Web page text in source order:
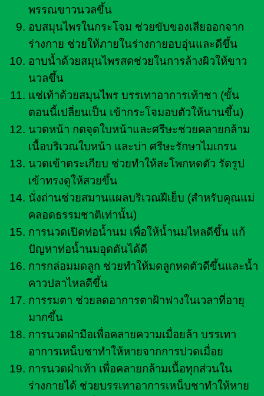
พรรณขาวนวลขึ้น
อบสมุนไพรในกระโจม ช่วยขับของเสียออกจาก
ร่างกาย ช่วยให้ภายในร่างกายอบอุ่นและดีขึ้น
อาบน้ำด้วยสมุนไพรสดช่วยในการล้างผิวให้ขาว
นวลขึ้น
แช่เท้าด้วยสมุนไพร บรรเทาอาการเท้าชา (ขั้น
ตอนนี้เปลี่ยนเป็น เข้ากระโจมอบตัวให้นานขึ้น)
นวดหน้า กดจุดใบหน้าและศรีษะช่วยคลายกล้าม
เนื้อบริเวณใบหน้า และบ่า ศรีษะรักษาไมเกรน
นวดเข้าตระเกียบ ช่วยทำให้สะโพกหดตัว รัดรูป
เข้าทรงดูให้สวยขึ้น
นั่งถ่านช่วยสมานแผลบริเวณฝีเย็บ (สำหรับคุณแม่
คลอดธรรมชาติเท่านั้น)
การนวดเปิดท่อน้ำนม เพื่อให้น้ำนมไหลดีขึ้น แก้
ปัญหาท่อน้ำนมอุดตันได้ดี
การกล่อมมดลูก ช่วยทำให้มดลูกหดตัวดีขึ้นและน้ำ
คาวปลาไหลดีขึ้น
การรมตา ช่วยลดอาการตาฝ้าฟางในเวลาที่อายุ
มากขึ้น
การนวดฝ่ามือเพื่อคลายความเมื่อยล้า บรรเทา
อาการเหน็บชาทำให้หายจากการปวดเมื่อย
การนวดฝ่าเท้า เพื่อคลายกล้ามเนื้อทุกส่วนใน
ร่างกายได้ ช่วยบรรเทาอาการเหน็บชาทำให้หาย